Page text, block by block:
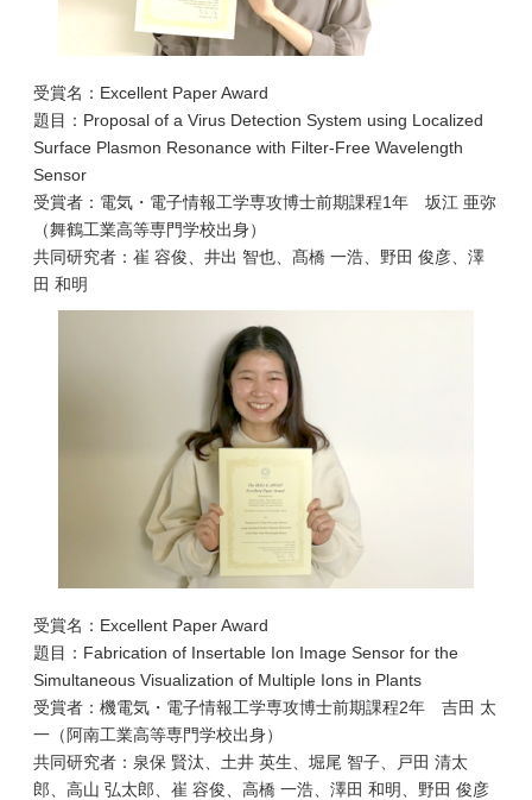
受賞名：Excellent Paper Award
題目：Proposal of a Virus Detection System using Localized
Surface Plasmon Resonance with Filter-Free Wavelength
Sensor
受賞者：電気・電子情報工学専攻博士前期課程1年 坂江 亜弥
（舞鶴工業高等専門学校出身）
共同研究者：崔 容俊、井出 智也、髙橋 一浩、野田 俊彦、澤
田 和明
受賞名：Excellent Paper Award
題目：Fabrication of Insertable Ion Image Sensor for the
Simultaneous Visualization of Multiple Ions in Plants
受賞者：機電気・電子情報工学専攻博士前期課程2年 吉田 太
一（阿南工業高等専門学校出身）
共同研究者：泉保 賢汰、土井 英生、堀尾 智子、戸田 清太
郎、高山 弘太郎、崔 容俊、高橋 一浩、澤田 和明、野田 俊彦